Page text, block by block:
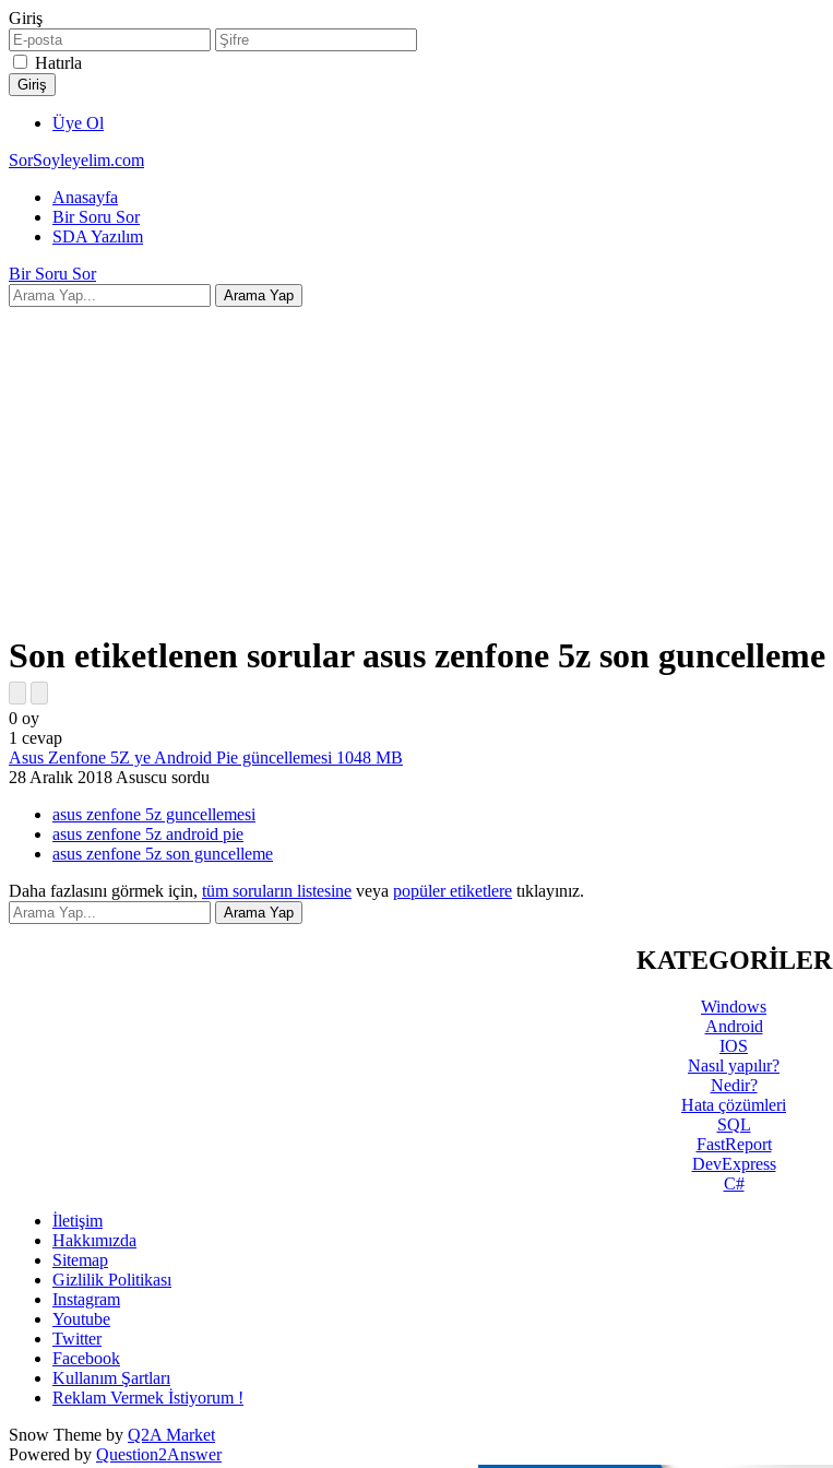
Giriş
Hatırla
Üye Ol
SorSoyleyelim.com
Anasayfa
Bir Soru Sor
SDA Yazılım
Bir Soru Sor
Son etiketlenen sorular asus zenfone 5z son guncelleme
0 oy
1 cevap
Asus Zenfone 5Z ye Android Pie güncellemesi 1048 MB
28 Aralık 2018Asuscu sordu
asus zenfone 5z guncellemesi
asus zenfone 5z android pie
asus zenfone 5z son guncelleme
Daha fazlasını görmek için, tüm soruların listesine veya popüler etiketlere tıklayınız.
KATEGORİLER
Windows
Android
IOS
Nasıl yapılır?
Nedir?
Hata çözümleri
SQL
FastReport
DevExpress
C#
İletişim
Hakkımızda
Sitemap
Gizlilik Politikası
Instagram
Youtube
Twitter
Facebook
Kullanım Şartları
Reklam Vermek İstiyorum !
Snow Theme by Q2A Market
Powered by Question2Answer